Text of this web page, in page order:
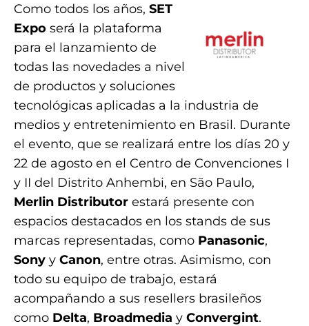
Como todos los años, SET
Expo será la plataforma
para el lanzamiento de
todas las novedades a nivel
de productos y soluciones
tecnológicas aplicadas a la industria de
medios y entretenimiento en Brasil. Durante
el evento, que se realizará entre los días 20 y
22 de agosto en el Centro de Convenciones I
y II del Distrito Anhembi, en São Paulo,
Merlin Distributor estará presente con
espacios destacados en los stands de sus
marcas representadas, como Panasonic,
Sony y Canon, entre otras. Asimismo, con
todo su equipo de trabajo, estará
acompañando a sus resellers brasileños
como Delta, Broadmedia y Convergint.